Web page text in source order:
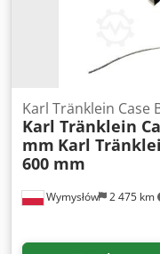
Wymysłów 2 475 km
Karl Tränklein Case
Karl Tränklein
mm Karl
600 mm